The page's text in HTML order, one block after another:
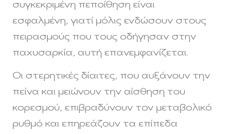
συγκεκριμένη πεποίθηση είναι
εσφαλμένη, γιατί μόλις ενδώσουν στους
πειρασμούς που τους οδήγησαν στην
παχυσαρκία, αυτή επανεμφανίζεται.
Οι στερητικές δίαιτες, που αυξάνουν την
πείνα και μειώνουν την αίσθηση του
κορεσμού, επιβραδύνουν τον μεταβολικό
ρυθμό και επηρεάζουν τα επίπεδα